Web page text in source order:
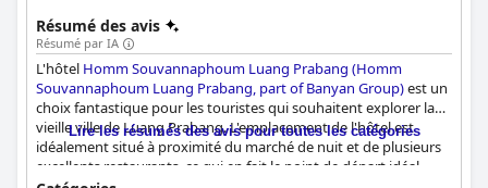
Résumé des avis
Résumé par IA
L'hôtel Homm Souvannaphoum Luang Prabang (Homm
Souvannaphoum Luang Prabang, part of Banyan Group)est un
choix fantastique pour les touristes qui souhaitent explorer la
vieille ville de Luang Prabang. L'emplacement de l'hôtel est
idéalement situé à proximité du marché de nuit et de plusieurs
excellents restaurants, ce qui en fait le point de départ idéal
Lire les résumés des avis pour toutes les catégories